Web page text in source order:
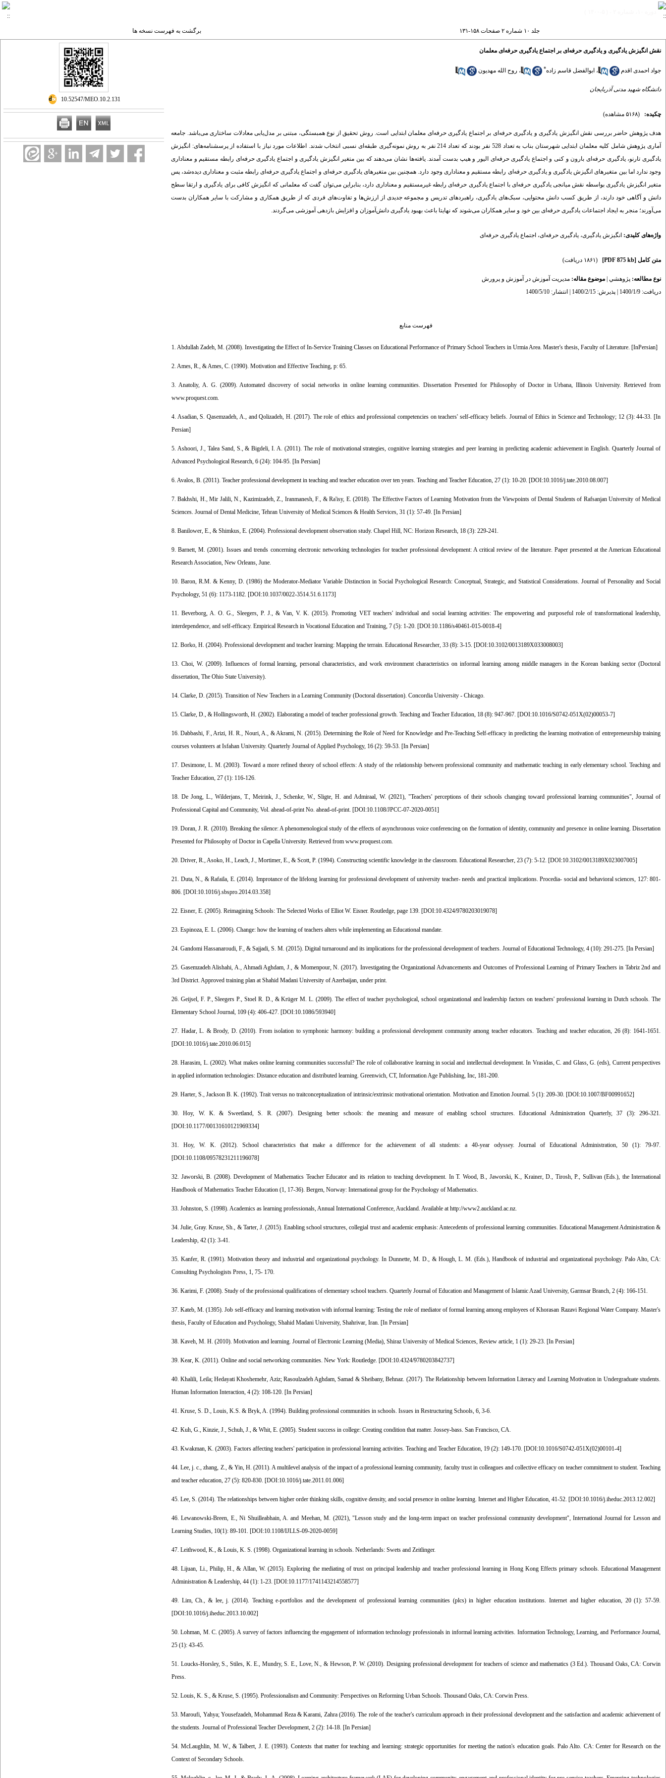
جلد ۱۰ شماره ۲ صفحات ۱۵۸-۱۳۱ برگشت به فهرست نسخه ها
نقش انگیزش ‌یادگیری و یادگیری ‌حرفه‌ای بر اجتماع یادگیری حرفه‌ای معلمان
جواد احمدی اقدم ، ابوالفضل قاسم زاده* ، روح الله مهدیون
دانشگاه شهید مدنی آذربایجان
چکیده: (۵۱۶۸ مشاهده)
هدف پژوهش حاضر بررسی نقش انگیزش یادگیری و یادگیری حرفه‌ای بر اجتماع یادگیری حرفه‌ای معلمان ابتدایی است. روش تحقیق از نوع همبستگی، مبتنی بر مدل‌یابی معادلات ساختاری می‌باشد. جامعه
آماری پژوهش شامل کلیه معلمان ابتدایی شهرستان بناب به تعداد 528 نفر بودند که تعداد 214 نفر به ‌روش نمونه‌گیری طبقه‌ای نسبی انتخاب شدند. اطلاعات مورد نیاز با استفاده از پرسشنامه‌های: انگیزش
یادگیری تارنو، یادگیری حرفه‌ای بارون و کنی و اجتماع یادگیری حرفه‌ای الیور و هیپ بدست آمدند. یافته‌ها نشان می‌دهند که بین متغیر انگیزش یادگیری و اجتماع یادگیری حرفه‌ای رابطه مستقیم و معناداری
وجود ندارد اما بین متغیرهای انگیزش یادگیری و یادگیری حرفه‌ای رابطه مستقیم و معناداری وجود دارد. همچنین بین متغیرهای یادگیری حرفه‌ای و اجتماع یادگیری حرفه‌ای رابطه مثبت و معناداری دیده‌شد، پس
متغیر انگیزش یادگیری بواسطه نقش میانجی یادگیری حرفه‌ای با اجتماع یادگیری حرفه‌ای رابطه غیرمستقیم و معناداری دارد، بنابراین می‌توان گفت که معلمانی که انگیزش کافی برای یادگیری و ارتقا سطح
دانش و آگاهی خود دارند، از طریق کسب دانش محتوایی، سبک‌های یادگیری، راهبرد‌های تدریس و مجموعه جدیدی از ارزش‌ها‌ و تفاوت‌های فردی که از طریق همکاری و مشارکت با سایر همکاران بدست
می‌آورند؛ منجر به ایجاد اجتماعات یادگیری حرفه‌ای بین خود و سایر همکاران می‌شوند که نهایتا باعث بهبود یادگیری دانش‌آموزان و افزایش بازدهی آموزشی می‌گردند.
واژه‌های کلیدی: انگیزش یادگیری، یادگیری حرفه‌ای، اجتماع یادگیری حرفه‌ای
متن کامل [PDF 875 kb] (۱۸۶۱ دریافت)
نوع مطالعه: پژوهشي موضوع مقاله: مدیریت آموزش در آموزش و پرورش
دریافت: 1400/1/9 | پذیرش: 1400/2/15 | انتشار: 1400/5/10
فهرست منابع
1. Abdullah Zadeh, M. (2008). Investigating the Effect of In-Service Training Classes on Educational Performance of Primary School Teachers in Urmia Area. Master's thesis, Faculty of Literature. [InPersian]
2. Ames, R., & Ames, C. (1990). Motivation and Effective Teaching, p: 65.
3. Anatoliy, A. G. (2009). Automated discovery of social networks in online learning communities. Dissertation Presented for Philosophy of Doctor in Urbana, Illinois University. Retrieved from
www.proquest.com.
4. Asadian, S. Qasemzadeh, A., and Qolizadeh, H. (2017). The role of ethics and professional competencies on teachers' self-efficacy beliefs. Journal of Ethics in Science and Technology; 12 (3): 44-33. [In
Persian]
5. Ashoori, J., Talea Sand, S., & Bigdeli, I. A. (2011). The role of motivational strategies, cognitive learning strategies and peer learning in predicting academic achievement in English. Quarterly Journal of
Advanced Psychological Research, 6 (24): 104-95. [In Persian]
6. Avalos, B. (2011). Teacher professional development in teaching and teacher education over ten years. Teaching and Teacher Education, 27 (1): 10-20. [DOI:10.1016/j.tate.2010.08.007]
7. Bakhshi, H., Mir Jalili, N., Kazimizadeh, Z., Iranmanesh, F., & Ra'isy, E. (2018). The Effective Factors of Learning Motivation from the Viewpoints of Dental Students of Rafsanjan University of Medical
Sciences. Journal of Dental Medicine, Tehran University of Medical Sciences & Health Services, 31 (1): 57-49. [In Persian]
8. Banilower, E., & Shimkus, E. (2004). Professional development observation study. Chapel Hill, NC: Horizon Research, 18 (3): 229-241.
9. Barnett, M. (2001). Issues and trends concerning electronic networking technologies for teacher professional development: A critical review of the literature. Paper presented at the American Educational
Research Association, New Orleans, June.
10. Baron, R.M. & Kenny, D. (1986) the Moderator-Mediator Variable Distinction in Social Psychological Research: Conceptual, Strategic, and Statistical Considerations. Journal of Personality and Social
Psychology, 51 (6): 1173-1182. [DOI:10.1037/0022-3514.51.6.1173]
11. Beverborg, A. O. G., Sleegers, P. J., & Van, V. K. (2015). Promoting VET teachers' individual and social learning activities: The empowering and purposeful role of transformational leadership,
interdependence, and self-efficacy. Empirical Research in Vocational Education and Training, 7 (5): 1-20. [DOI:10.1186/s40461-015-0018-4]
12. Borko, H. (2004). Professional development and teacher learning: Mapping the terrain. Educational Researcher, 33 (8): 3-15. [DOI:10.3102/0013189X033008003]
13. Choi, W. (2009). Influences of formal learning, personal characteristics, and work environment characteristics on informal learning among middle managers in the Korean banking sector (Doctoral
dissertation, The Ohio State University).
14. Clarke, D. (2015). Transition of New Teachers in a Learning Community (Doctoral dissertation). Concordia University - Chicago.
15. Clarke, D., & Hollingsworth, H. (2002). Elaborating a model of teacher professional growth. Teaching and Teacher Education, 18 (8): 947-967. [DOI:10.1016/S0742-051X(02)00053-7]
16. Dabbashi, F., Arizi, H. R., Nouri, A., & Akrami, N. (2015). Determining the Role of Need for Knowledge and Pre-Teaching Self-efficacy in predicting the learning motivation of entrepreneurship training
courses volunteers at Isfahan University. Quarterly Journal of Applied Psychology, 16 (2): 59-53. [In Persian]
17. Desimone, L. M. (2003). Toward a more refined theory of school effects: A study of the relationship between professional community and mathematic teaching in early elementary school. Teaching and
Teacher Education, 27 (1): 116-126.
18. De Jong, L., Wilderjans, T., Meirink, J., Schenke, W., Sligte, H. and Admiraal, W. (2021), "Teachers' perceptions of their schools changing toward professional learning communities", Journal of
Professional Capital and Community, Vol. ahead-of-print No. ahead-of-print. [DOI:10.1108/JPCC-07-2020-0051]
19. Doran, J. R. (2010). Breaking the silence: A phenomenological study of the effects of asynchronous voice conferencing on the formation of identity, community and presence in online learning. Dissertation
Presented for Philosophy of Doctor in Capella University. Retrieved from www.proquest.com.
20. Driver, R., Asoko, H., Leach, J., Mortimer, E., & Scott, P. (1994). Constructing scientific knowledge in the classroom. Educational Researcher, 23 (7): 5-12. [DOI:10.3102/0013189X023007005]
21. Duta, N., & Rafaila, E. (2014). Improtance of the lifelong learning for professional development of university teacher- needs and practical implications. Procedia- social and behavioral sciences, 127: 801-
806. [DOI:10.1016/j.sbspro.2014.03.358]
22. Eisner, E. (2005). Reimagining Schools: The Selected Works of Elliot W. Eisner. Routledge, page 139. [DOI:10.4324/9780203019078]
23. Espinoza, E. L. (2006). Change: how the learning of teachers alters while implementing an Educational mandate.
24. Gandomi Hassanaroudi, F., & Sajjadi, S. M. (2015). Digital turnaround and its implications for the professional development of teachers. Journal of Educational Technology, 4 (10): 291-275. [In Persian]
25. Gasemzadeh Alishahi, A., Ahmadi Aghdam, J., & Momenpour, N. (2017). Investigating the Organizational Advancements and Outcomes of Professional Learning of Primary Teachers in Tabriz 2nd and
3rd District. Approved training plan at Shahid Madani University of Azerbaijan, under print.
26. Geijsel, F. P., Sleegers P., Stoel R. D., & Krüger M. L. (2009). The effect of teacher psychological, school organizational and leadership factors on teachers' professional learning in Dutch schools. The
Elementary School Journal, 109 (4): 406-427. [DOI:10.1086/593940]
27. Hadar, L. & Brody, D. (2010). From isolation to symphonic harmony: building a professional development community among teacher educators. Teaching and teacher education, 26 (8): 1641-1651.
[DOI:10.1016/j.tate.2010.06.015]
28. Harasim, L. (2002). What makes online learning communities successful? The role of collaborative learning in social and intellectual development. In Vrasidas, C. and Glass, G. (eds), Current perspectives
in applied information technologies: Distance education and distributed learning. Greenwich, CT, Information Age Publishing, Inc, 181-200.
29. Harter, S., Jackson B. K. (1992). Trait versus no traitconceptualization of intrinsic/extrinsic motivational orientation. Motivation and Emotion Journal. 5 (1): 209-30. [DOI:10.1007/BF00991652]
30. Hoy, W. K. & Sweetland, S. R. (2007). Designing better schools: the meaning and measure of enabling school structures. Educational Administration Quarterly, 37 (3): 296-321.
[DOI:10.1177/00131610121969334]
31. Hoy, W. K. (2012). School characteristics that make a difference for the achievement of all students: a 40-year odyssey. Journal of Educational Administration, 50 (1): 79-97.
[DOI:10.1108/09578231211196078]
32. Jaworski, B. (2008). Development of Mathematics Teacher Educator and its relation to teaching development. In T. Wood, B., Jaworski, K., Krainer, D., Tirosh, P., Sullivan (Eds.), the International
Handbook of Mathematics Teacher Education (1, 17-36). Bergen, Norway: International group for the Psychology of Mathematics.
33. Johnston, S. (1998). Academics as learning professionals, Annual International Conference, Auckland. Available at http://www2.auckland.ac.nz.
34. Julie, Gray. Kruse, Sh., & Tarter, J. (2015). Enabling school structures, collegial trust and academic emphasis: Antecedents of professional learning communities. Educational Management Administration &
Leadership, 42 (1): 3-41.
35. Kanfer, R. (1991). Motivation theory and industrial and organizational psychology. In Dunnette, M. D., & Hough, L. M. (Eds.), Handbook of industrial and organizational psychology. Palo Alto, CA:
Consulting Psychologists Press, 1, 75- 170.
36. Karimi, F. (2008). Study of the professional qualifications of elementary school teachers. Quarterly Journal of Education and Management of Islamic Azad University, Garmsar Branch, 2 (4): 166-151.
37. Kateb, M. (1395). Job self-efficacy and learning motivation with informal learning: Testing the role of mediator of formal learning among employees of Khorasan Razavi Regional Water Company. Master's
thesis, Faculty of Education and Psychology, Shahid Madani University, Shahrivar, Iran. [In Persian]
38. Kaveh, M. H. (2010). Motivation and learning. Journal of Electronic Learning (Media), Shiraz University of Medical Sciences, Review article, 1 (1): 29-23. [In Persian]
39. Kear, K. (2011). Online and social networking communities. New York: Routledge. [DOI:10.4324/9780203842737]
40. Khalili, Leila; Hedayati Khoshemehr, Aziz; Rasoulzadeh Aghdam, Samad & Sheibany, Behnaz. (2017). The Relationship between Information Literacy and Learning Motivation in Undergraduate students.
Human Information Interaction, 4 (2): 108-120. [In Persian]
41. Kruse, S. D., Louis, K.S. & Bryk, A. (1994). Building professional communities in schools. Issues in Restructuring Schools, 6, 3-6.
42. Kuh, G., Kinzie, J., Schuh, J., & Whit, E. (2005). Student success in college: Creating condition that matter. Jossey-bass. San Francisco, CA.
43. Kwakman, K. (2003). Factors affecting teachers' participation in professional learning activities. Teaching and Teacher Education, 19 (2): 149-170. [DOI:10.1016/S0742-051X(02)00101-4]
44. Lee, j. c., zhang, Z., & Yin, H. (2011). A multilevel analysis of the impact of a professional learning community, faculty trust in colleagues and collective efficacy on teacher commitment to student. Teaching
and teacher education, 27 (5): 820-830. [DOI:10.1016/j.tate.2011.01.006]
45. Lee, S. (2014). The relationships between higher order thinking skills, cognitive density, and social presence in online learning. Internet and Higher Education, 41-52. [DOI:10.1016/j.iheduc.2013.12.002]
46. Lewanowski-Breen, E., Ni Shuilleabhain, A. and Meehan, M. (2021), "Lesson study and the long-term impact on teacher professional community development", International Journal for Lesson and
Learning Studies, 10(1): 89-101. [DOI:10.1108/IJLLS-09-2020-0059]
47. Leithwood, K., & Louis, K. S. (1998). Organizational learning in schools. Netherlands: Swets and Zeitlinger.
48. Lijuan, Li., Philip, H., & Allan, W. (2015). Exploring the mediating of trust on principal leadership and teacher professional learning in Hong Kong Effects primary schools. Educational Management
Administration & Leadership, 44 (1): 1-23. [DOI:10.1177/1741143214558577]
49. Lim, Ch., & lee, j. (2014). Teaching e-portfolios and the development of professional learning communities (plcs) in higher education institutions. Internet and higher education, 20 (1): 57-59.
[DOI:10.1016/j.iheduc.2013.10.002]
50. Lohman, M. C. (2005). A survey of factors influencing the engagement of information technology professionals in informal learning activities. Information Technology, Learning, and Performance Journal,
25 (1): 43-45.
51. Loucks-Horsley, S., Stiles, K. E., Mundry, S. E., Love, N., & Hewson, P. W. (2010). Designing professional development for teachers of science and mathematics (3 Ed.). Thousand Oaks, CA: Corwin
Press.
52. Louis, K. S., & Kruse, S. (1995). Professionalism and Community: Perspectives on Reforming Urban Schools. Thousand Oaks, CA: Corwin Press.
53. Maroufi, Yahya; Yousefzadeh, Mohammad Reza & Karami, Zahra (2016). The role of the teacher's curriculum approach in their professional development and the satisfaction and academic achievement of
the students. Journal of Professional Teacher Development, 2 (2): 14-18. [In Persian]
54. McLaughlin, M. W., & Talbert, J. E. (1993). Contexts that matter for teaching and learning: strategic opportunities for meeting the nation's education goals. Palo Alto. CA: Center for Research on the
Context of Secondary Schools.
‎ 10.52547/MEO.10.2.131